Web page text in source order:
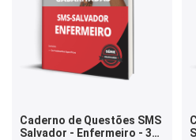
Caderno de Questões SMS
Salvador - Enfermeiro - 350